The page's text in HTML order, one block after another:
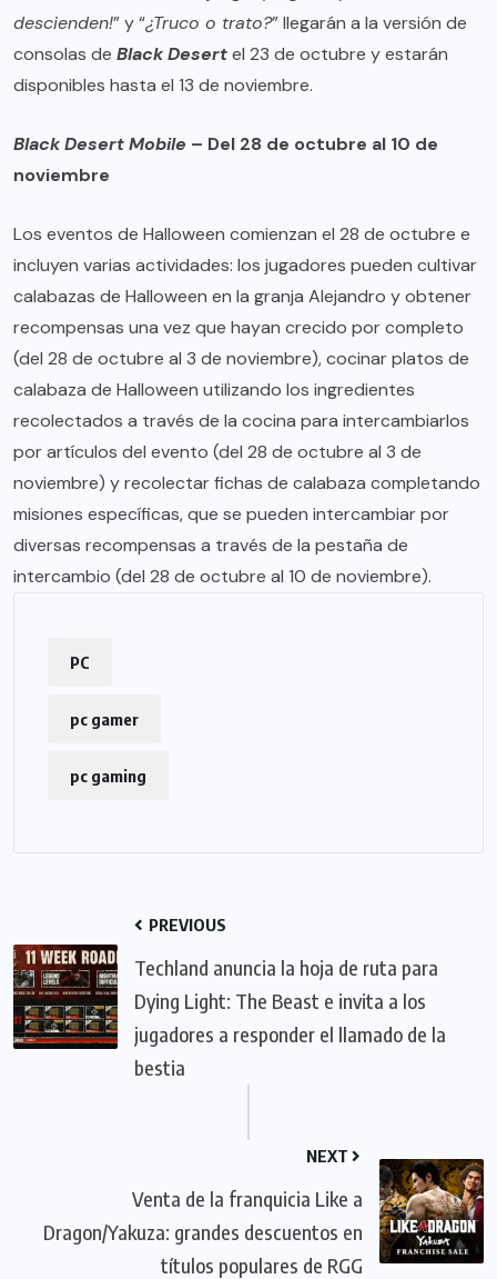
descienden!” y “¿Truco o trato?” llegarán a la versión de
consolas de Black Desertel 23 de octubre y estarán
disponibles hasta el 13 de noviembre.
Black Desert Mobile – Del 28 de octubre al 10 de
noviembre
Los eventos de Halloween comienzan el 28 de octubre e
incluyen varias actividades: los jugadores pueden cultivar
calabazas de Halloween en la granja Alejandro y obtener
recompensas una vez que hayan crecido por completo
(del 28 de octubre al 3 de noviembre), cocinar platos de
calabaza de Halloween utilizando los ingredientes
recolectados a través de la cocina para intercambiarlos
por artículos del evento (del 28 de octubre al 3 de
noviembre) y recolectar fichas de calabaza completando
misiones específicas, que se pueden intercambiar por
diversas recompensas a través de la pestaña de
intercambio (del 28 de octubre al 10 de noviembre).
PC
pc gamer
pc gaming
PREVIOUS
Techland anuncia la hoja de ruta para
Dying Light: The Beast e invita a los
jugadores a responder el llamado de la
bestia
NEXT
Venta de la franquicia Like a
Dragon/Yakuza: grandes descuentos en
títulos populares de RGG